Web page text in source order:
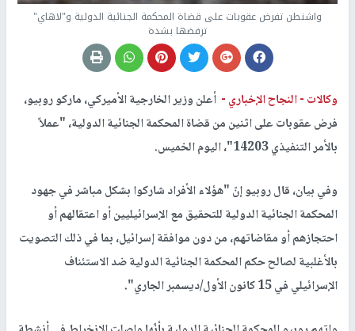
واشنطن تفرض عقوبات على قضاة المحكمة الجنائية الدولية و"لاهاي"
ترفضها بشدة
وكالات -النجاح الإخباري - أعلن وزير الخارجية الأميركي، ماركو روبيو،
فرض عقوبات على اثنين من قضاة المحكمة الجنائية الدولية، "عملاً
بالأمر التنفيذي 14203"، اليوم الخميس.
وفي بيان، قال روبيو إنّ "هؤلاء الأفراد شاركوا بشكل مباشر في جهود
المحكمة الجنائية الدولية للتحقيق مع الإسرائيليين أو اعتقالهم أو
احتجازهم أو مقاضاتهم، من دون موافقة إسرائيل، بما في ذلك التصويت
بالأغلبية لصالح حكم المحكمة الجنائية الدولية ضد الاستئناف
الإسرائيلي في 15 كانون الأول/ديسمبر الجاري".